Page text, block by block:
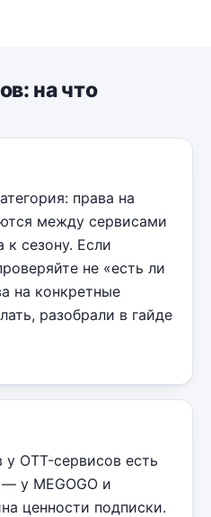
на что
права на
между сервисами
к сезону. Если
не «есть ли
на конкретные
разобрали в гайде
OTT-сервисов есть
у MEGOGO и
ценности подписки.